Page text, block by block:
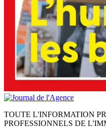
TOUTE L'INFORMATION
PROFESSIONNELS DE